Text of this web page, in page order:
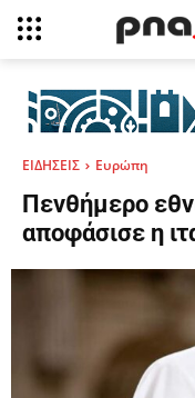
ΕΙΔΗΣΕΙΣ Ευρώπη
Πενθήμερο
αποφάσισε η